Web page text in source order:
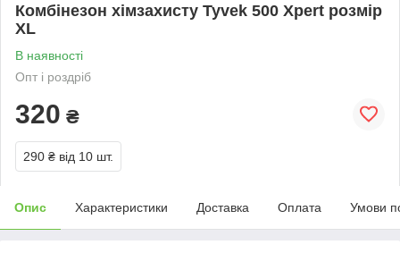
Комбінезон хімзахисту Tyvek 500 Xpert розмір
XL
В наявності
Опт і роздріб
320 ₴
290 ₴ від 10 шт.
Опис Характеристики Доставка Оплата Умови